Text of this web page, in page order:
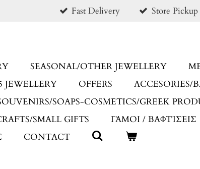
Fast Delivery Store Pickup
SEASONAL/OTHER JEWELLERY
JEWELLERY OFFERS
ACCESORIES/
SOAPS-COSMETICS/GREEK
SMALL GIFTS
ΓΆΜΟΙ / ΒΑΦΤΊΣΕΙΣ
CONTACT